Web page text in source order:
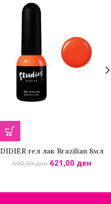
DIDIER гел лак Brazilian 8мл
690,00ден 621,00 ден